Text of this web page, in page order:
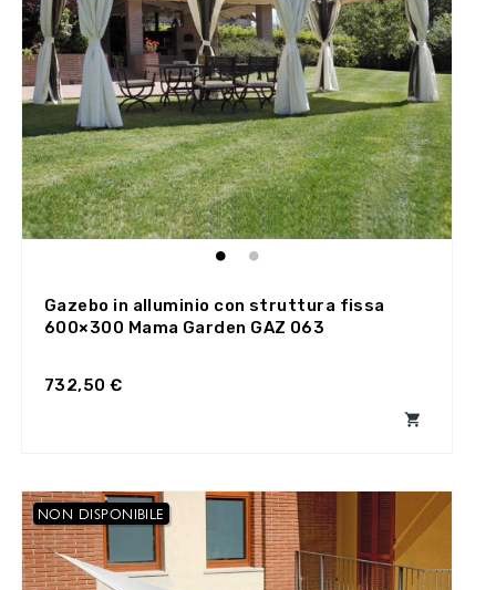
Gazebo in alluminio con struttura fissa
600×300 Mama Garden GAZ 063
732,50 €

NON DISPONIBILE